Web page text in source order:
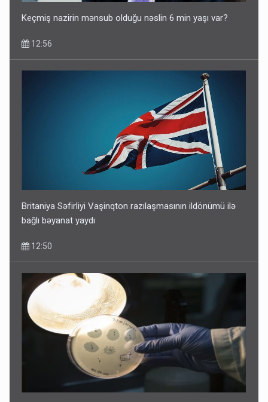
Keçmiş nazirin mənsub olduğu nəslin 6 min yaşı var?
12:56
Britaniya Səfirliyi Vaşinqton razılaşmasının ildönümü ilə
bağlı bəyanat yaydı
12:50